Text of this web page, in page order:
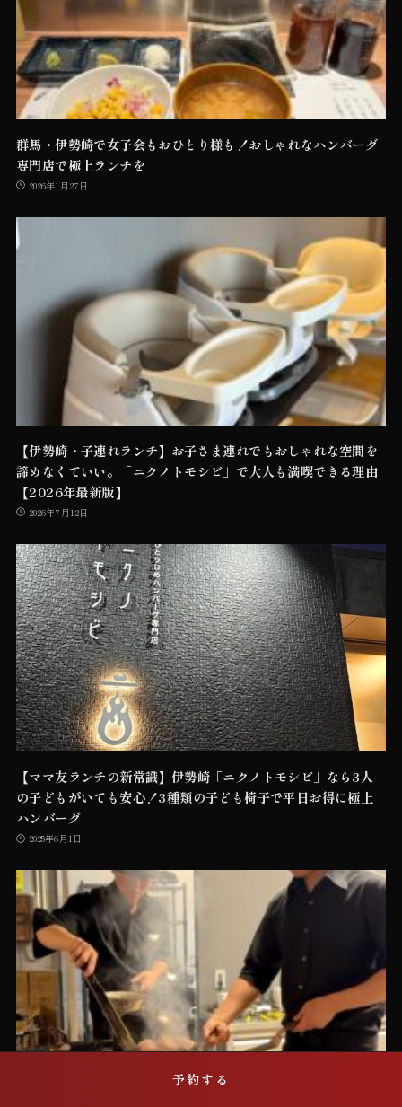
席を予約する
群馬・伊勢崎で女子会もおひとり様も！おしゃれなハンバーグ
専門店で極上ランチを
2026年1月27日
【伊勢崎・子連れランチ】お子さま連れでもおしゃれな空間を
諦めなくていい。「ニクノトモシビ」で大人も満喫できる理由
【2026年最新版】
2026年7月12日
【ママ友ランチの新常識】伊勢崎「ニクノトモシビ」なら3人
の子どもがいても安心！3種類の子ども椅子で平日お得に極上
ハンバーグ
2025年6月1日
予約する